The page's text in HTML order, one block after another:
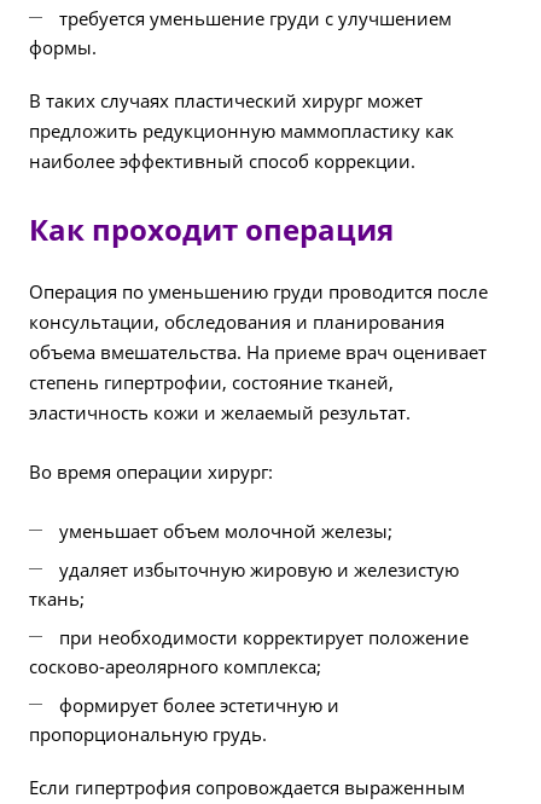
требуется уменьшение груди с улучшением
формы.
В таких случаях пластический хирург может
предложить редукционную маммопластику как
наиболее эффективный способ коррекции.
Как проходит операция
Операция по уменьшению груди проводится после
консультации, обследования и планирования
объема вмешательства. На приеме врач оценивает
степень гипертрофии, состояние тканей,
эластичность кожи и желаемый результат.
Во время операции хирург:
уменьшает объем молочной железы;
удаляет избыточную жировую и железистую
ткань;
при необходимости корректирует положение
сосково-ареолярного комплекса;
формирует более эстетичную и
пропорциональную грудь.
Если гипертрофия сопровождается выраженным